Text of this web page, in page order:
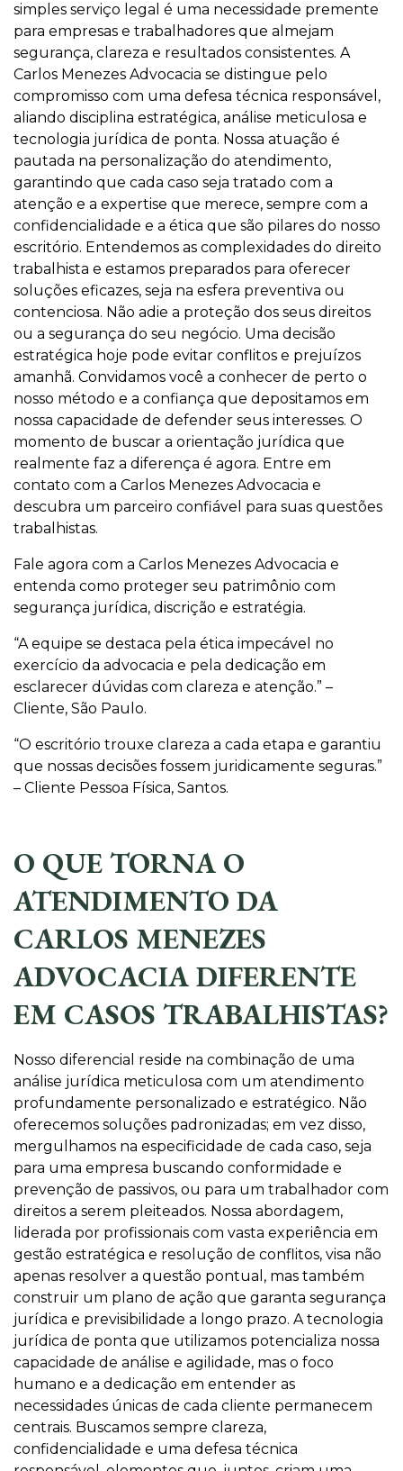
simples serviço legal é uma necessidade premente
para empresas e trabalhadores que almejam
segurança, clareza e resultados consistentes. A
Carlos Menezes Advocacia se distingue pelo
compromisso com uma defesa técnica responsável,
aliando disciplina estratégica, análise meticulosa e
tecnologia jurídica de ponta. Nossa atuação é
pautada na personalização do atendimento,
garantindo que cada caso seja tratado com a
atenção e a expertise que merece, sempre com a
confidencialidade e a ética que são pilares do nosso
escritório. Entendemos as complexidades do direito
trabalhista e estamos preparados para oferecer
soluções eficazes, seja na esfera preventiva ou
contenciosa. Não adie a proteção dos seus direitos
ou a segurança do seu negócio. Uma decisão
estratégica hoje pode evitar conflitos e prejuízos
amanhã. Convidamos você a conhecer de perto o
nosso método e a confiança que depositamos em
nossa capacidade de defender seus interesses. O
momento de buscar a orientação jurídica que
realmente faz a diferença é agora. Entre em
contato com a Carlos Menezes Advocacia e
descubra um parceiro confiável para suas questões
trabalhistas.
Fale agora com a Carlos Menezes Advocacia e
entenda como proteger seu patrimônio com
segurança jurídica, discrição e estratégia.
“A equipe se destaca pela ética impecável no
exercício da advocacia e pela dedicação em
esclarecer dúvidas com clareza e atenção.” –
Cliente, São Paulo.
“O escritório trouxe clareza a cada etapa e garantiu
que nossas decisões fossem juridicamente seguras.”
– Cliente Pessoa Física, Santos.
O QUE TORNA O
ATENDIMENTO DA
CARLOS MENEZES
ADVOCACIA DIFERENTE
EM CASOS TRABALHISTAS?
Nosso diferencial reside na combinação de uma
análise jurídica meticulosa com um atendimento
profundamente personalizado e estratégico. Não
oferecemos soluções padronizadas; em vez disso,
mergulhamos na especificidade de cada caso, seja
para uma empresa buscando conformidade e
prevenção de passivos, ou para um trabalhador com
direitos a serem pleiteados. Nossa abordagem,
liderada por profissionais com vasta experiência em
gestão estratégica e resolução de conflitos, visa não
apenas resolver a questão pontual, mas também
construir um plano de ação que garanta segurança
jurídica e previsibilidade a longo prazo. A tecnologia
jurídica de ponta que utilizamos potencializa nossa
capacidade de análise e agilidade, mas o foco
humano e a dedicação em entender as
necessidades únicas de cada cliente permanecem
centrais. Buscamos sempre clareza,
confidencialidade e uma defesa técnica